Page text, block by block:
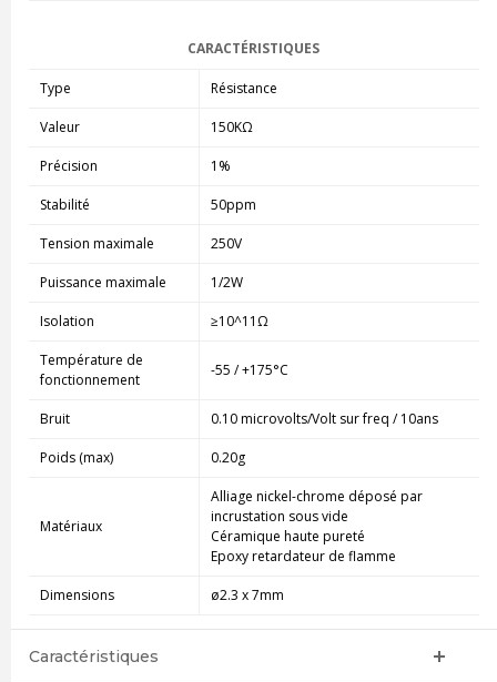
CARACTÉRISTIQUES
Type Résistance
Valeur 150KΩ
Précision 1%
Stabilité 50ppm
Tension maximale 250V
Puissance maximale 1/2W
Isolation ≥10^11Ω
Température de
fonctionnement
-55 / +175°C
Bruit 0.10 microvolts/Volt sur freq / 10ans
Poids (max) 0.20g
Matériaux
Alliage nickel-chrome déposé par
incrustation sous vide
Céramique haute pureté
Epoxy retardateur de flamme
Dimensions ø2.3 x 7mm
Caractéristiques